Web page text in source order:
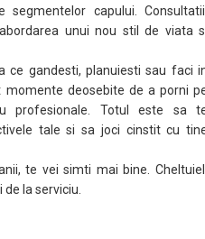
capului.
unui nou stil de viata
ce gandesti, planuiesti sau faci
deosebite de a porni
profesionale. Totul este sa
tale si sa joci cinstit cu
te vei simti mai bine.
la serviciu.